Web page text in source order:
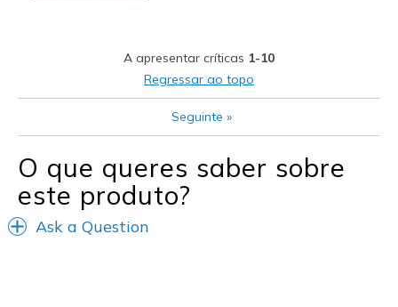
Travel
Sizing
Feels true to size
View On Shoes
I'm Really Into Shoes
A apresentar críticas 1-10
Regressar ao topo
Seguinte »
O que queres saber sobre
este produto?
Ask a Question